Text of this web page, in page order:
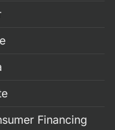
Financing